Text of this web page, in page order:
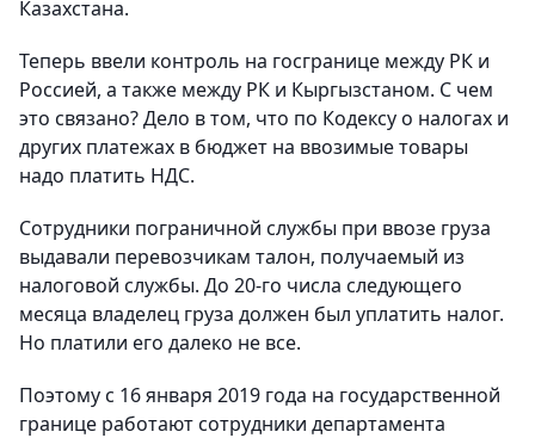
Казахстана.
Теперь ввели контроль на госгранице между РК и
Россией, а также между РК и Кыргызстаном. С чем
это связано? Дело в том, что по Кодексу о налогах и
других платежах в бюджет на ввозимые товары
надо платить НДС.
Сотрудники пограничной службы при ввозе груза
выдавали перевозчикам талон, получаемый из
налоговой службы. До 20-го числа следующего
месяца владелец груза должен был уплатить налог.
Но платили его далеко не все.
Поэтому с 16 января 2019 года на государственной
границе работают сотрудники департамента